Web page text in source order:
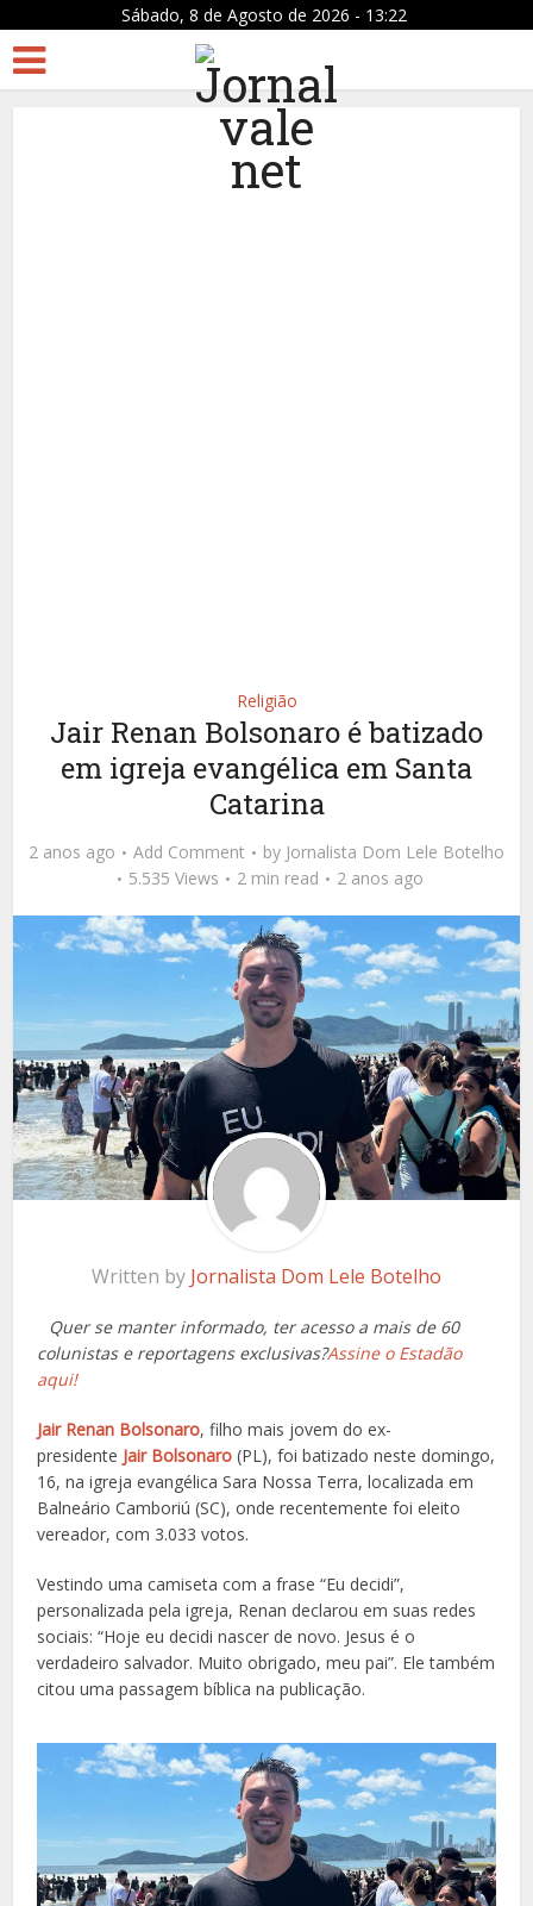
Sábado, 8 de Agosto de 2026 - 13:22
Religião
Jair Renan Bolsonaro é batizado
em igreja evangélica em Santa
Catarina
2 anos ago Add Comment by Jornalista Dom Lele Botelho
5.535 Views
2 min read 2 anos ago
Written by Jornalista Dom Lele Botelho
Quer se manter informado, ter acesso a mais de 60
colunistas e reportagens exclusivas?Assine o Estadão
aqui!
Jair Renan Bolsonaro, filho mais jovem do ex-
presidente Jair Bolsonaro (PL), foi batizado neste domingo,
16, na igreja evangélica Sara Nossa Terra, localizada em
Balneário Camboriú (SC), onde recentemente foi eleito
vereador, com 3.033 votos.
Vestindo uma camiseta com a frase “Eu decidi”,
personalizada pela igreja, Renan declarou em suas redes
sociais: “Hoje eu decidi nascer de novo. Jesus é o
verdadeiro salvador. Muito obrigado, meu pai”. Ele também
citou uma passagem bíblica na publicação.